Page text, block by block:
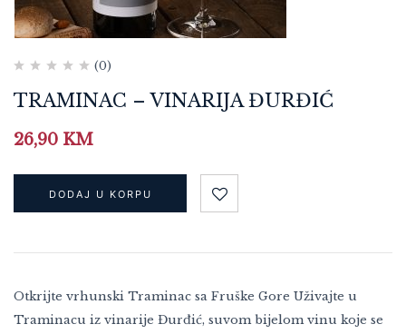
(0)
TRAMINAC – VINARIJA ĐURĐIĆ
26,90 KM
DODAJ U KORPU
Otkrijte vrhunski Traminac sa Fruške Gore Uživajte u
Traminacu iz vinarije Đurđić, suvom bijelom vinu koje se